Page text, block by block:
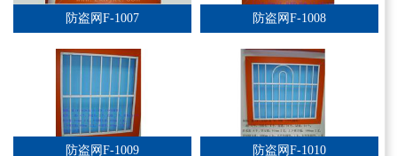
防盗网F-1007 防盗网F-1008
防盗网F-1009 防盗网F-1010